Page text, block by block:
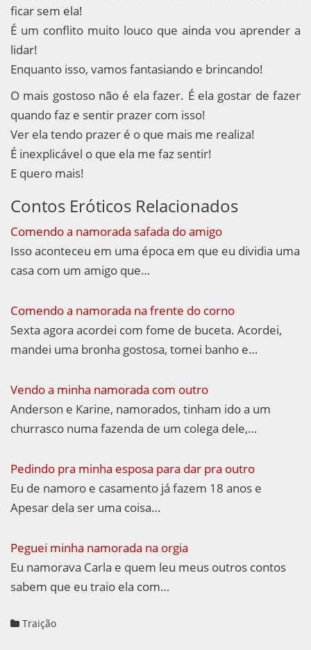
ficar sem ela!
É um conflito muito louco que ainda vou aprender a
lidar!
Enquanto isso, vamos fantasiando e brincando!
O mais gostoso não é ela fazer. É ela gostar de fazer
quando faz e sentir prazer com isso!
Ver ela tendo prazer é o que mais me realiza!
É inexplicável o que ela me faz sentir!
E quero mais!
Contos Eróticos Relacionados
Comendo a namorada safada do amigo
Isso aconteceu em uma época em que eu dividia uma
casa com um amigo que…
Comendo a namorada na frente do corno
Sexta agora acordei com fome de buceta. Acordei,
mandei uma bronha gostosa, tomei banho e…
Vendo a minha namorada com outro
Anderson e Karine, namorados, tinham ido a um
churrasco numa fazenda de um colega dele,…
Pedindo pra minha esposa para dar pra outro
Eu de namoro e casamento já fazem 18 anos e
Apesar dela ser uma coisa…
Peguei minha namorada na orgia
Eu namorava Carla e quem leu meus outros contos
sabem que eu traio ela com…
Traição